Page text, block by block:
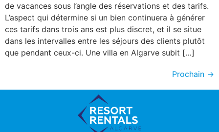
de vacances sous l’angle des réservations et des tarifs.
L’aspect qui détermine si un bien continuera à générer
ces tarifs dans trois ans est plus discret, et il se situe
dans les intervalles entre les séjours des clients plutôt
que pendant ceux-ci. Une villa en Algarve subit […]
Prochain →